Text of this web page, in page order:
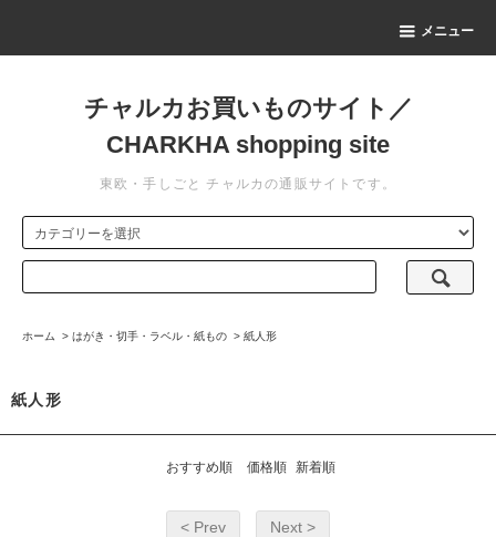
メニュー
チャルカお買いものサイト／
CHARKHA shopping site
東欧・手しごと チャルカの通販サイトです。
ホーム > はがき・切手・ラベル・紙もの > 紙人形
紙人形
おすすめ順 価格順 新着順
< Prev Next >